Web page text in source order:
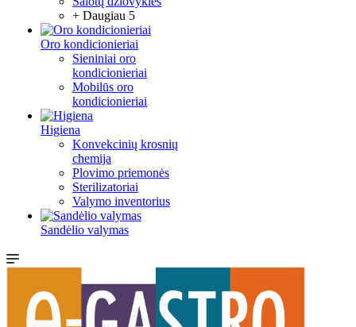
+ Daugiau 5
Oro kondicionieriai
Sieniniai oro
kondicionieriai
Mobilūs oro
kondicionieriai
Higiena
Konvekcinių krosnių
chemija
Plovimo priemonės
Sterilizatoriai
Valymo inventorius
Sandėlio valymas